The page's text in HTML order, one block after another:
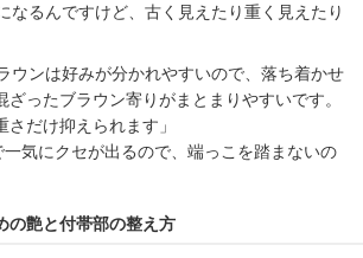
なるんですけど、古く見えたり重く見えたり
ウンは好みが分かれやすいので、落ち着かせ
ざったブラウン寄りがまとまりやすいです。
だけ抑えられます」
一気にクセが出るので、端っこを踏まないの
の艶と付帯部の整え方